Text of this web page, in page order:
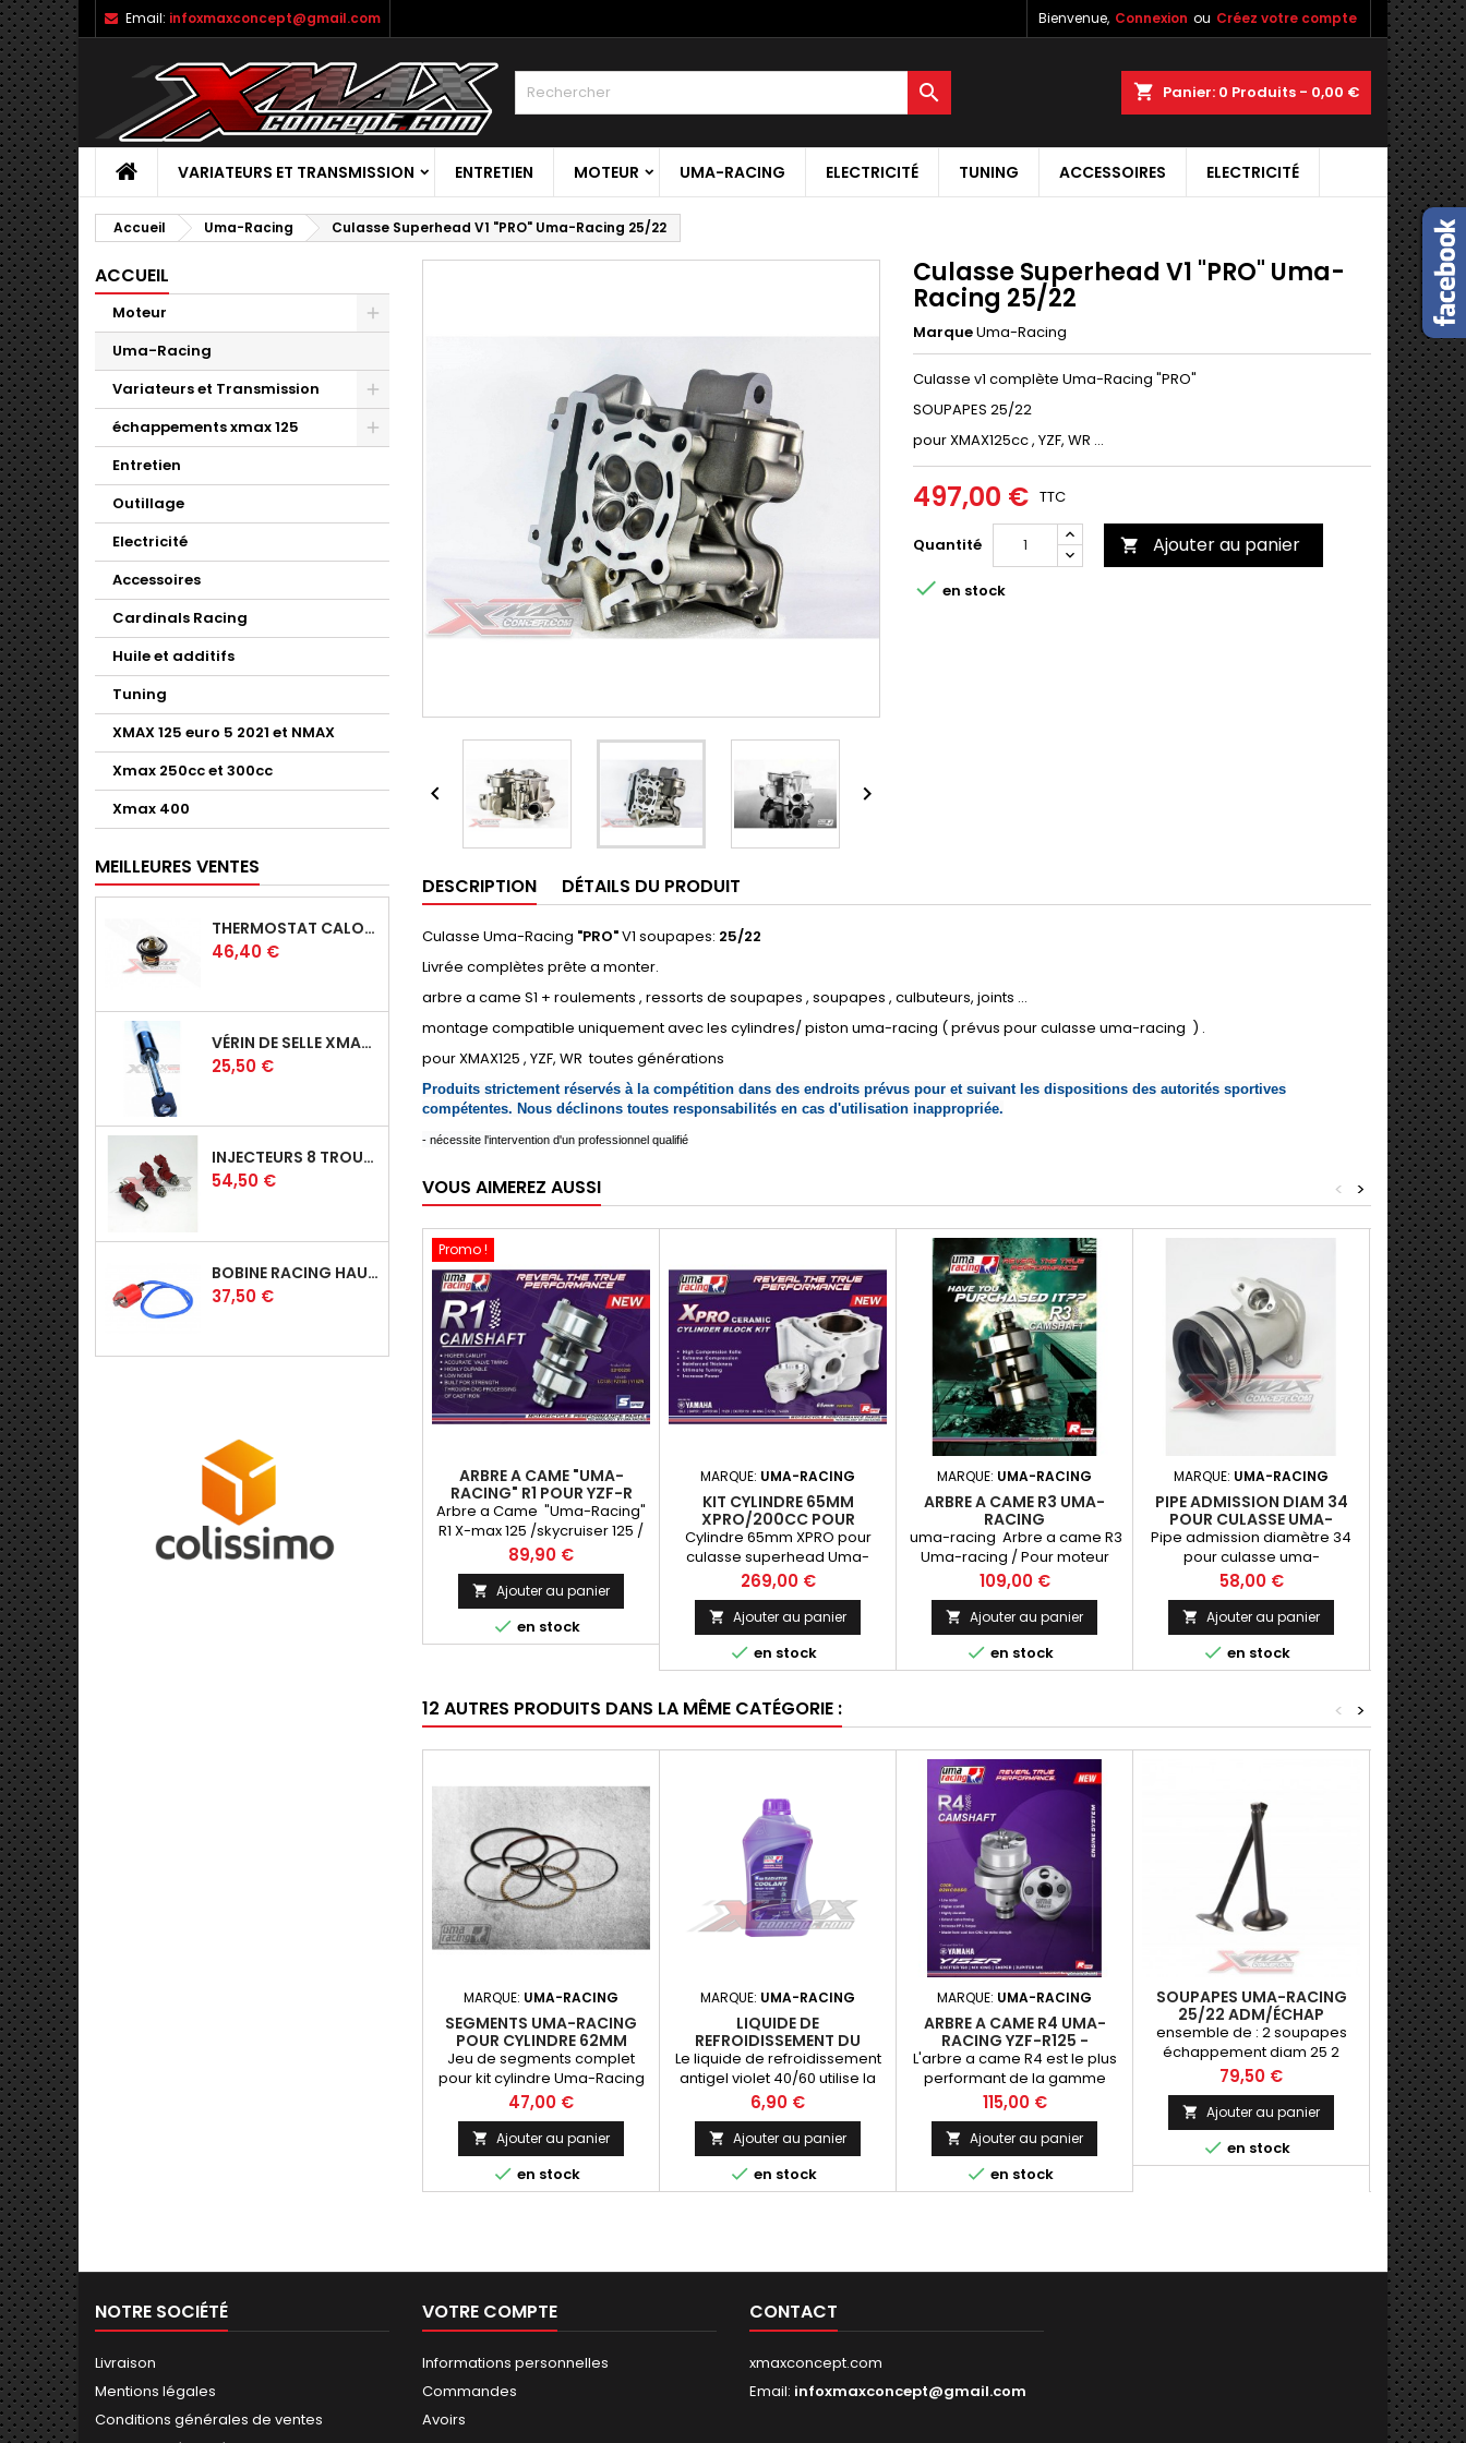
Email: infoxmaxconcept@gmail.com Bienvenue, Connexion ou Créez votre compte
shopping_cart Panier: 0 Produits - 0,00 €

VARIATEURS ET TRANSMISSION ENTRETIEN MOTEUR UMA-RACING ELECTRICITÉ TUNING ACCESSOIRES ELECTRICITÉ
Accueil Uma-Racing Culasse Superhead V1 "PRO" Uma-Racing 25/22
ACCUEIL
Moteur
Uma-Racing
Variateurs et Transmission
échappements xmax 125
Entretien
Outillage
Electricité
Accessoires
Cardinals Racing
Huile et additifs
Tuning
XMAX 125 euro 5 2021 et NMAX
Xmax 250cc et 300cc
Xmax 400
MEILLEURES VENTES
THERMOSTAT CALORSTAT ORIGINE YAMAHA X-MAX - SKYLINE 125-YZFR125
Prix
46,40 €
VÉRIN DE SELLE XMAX 125/250 06-09
Prix
25,50 €
INJECTEURS 8 TROUS POUR CYLINDRE 150CC - V1/V2/V3
Prix
54,50 €
BOBINE RACING HAUTE TENSION UMA-RACING
Prix
37,50 €
 
Culasse Superhead V1 "PRO" Uma-
Racing 25/22
MarqueUma-Racing
Culasse v1 complète Uma-Racing "PRO"
SOUPAPES 25/22
pour XMAX125cc , YZF, WR ...
497,00 € TTC
Quantité  Ajouter au panier
 en stock
DESCRIPTION DÉTAILS DU PRODUIT
Culasse Uma-Racing "PRO"V1 soupapes: 25/22
Livrée complètes prête a monter.
arbre a came S1 + roulements , ressorts de soupapes , soupapes , culbuteurs, joints ...
montage compatible uniquement avec les cylindres/ piston uma-racing ( prévus pour culasse uma-racing ) .
pour XMAX125 , YZF, WR toutes générations
Produits strictement réservés à la compétition dans des endroits prévus pour et suivant les dispositions des autorités sportives
compétentes. Nous déclinons toutes responsabilités en cas d'utilisation inappropriée.
- nécessite l'intervention d'un professionnel qualifié
VOUS AIMEREZ AUSSI >
<
Promo !
ARBRE A CAME "UMA-
RACING" R1 POUR YZF-R
125/X-MAX 06-20
Arbre a Came "Uma-Racing"
R1 X-max 125 /skycruiser 125 /
X-city 125 / YZF 125/ WR 125
jusqu'à 2020 -offre un
véritable gain de puissance,
couple, accélération et
meilleurs régimes moteur à
votre maxi-scooter, moto
Prix
89,90 €
 Ajouter au panier
 en stock
MARQUE: UMA-RACING
KIT CYLINDRE 65MM
XPRO/200CC POUR
CULASSE SUPERHEAD UMA-
RACING
Cylindre 65mm XPRO pour
culasse superhead Uma-
Racing uniquement .
Prix
269,00 €
 Ajouter au panier
 en stock
MARQUE: UMA-RACING
ARBRE A CAME R3 UMA-
RACING
uma-racing Arbre a came R3
Uma-racing / Pour moteur
125cc Minarelli 4 T : YZF ,
XMAX...
Prix
109,00 €
 Ajouter au panier
 en stock
MARQUE: UMA-RACING
PIPE ADMISSION DIAM 34
POUR CULASSE UMA-
RACING
Pipe admission diamètre 34
pour culasse uma-
racing 02I00250
Prix
58,00 €
 Ajouter au panier
 en stock
MARQUE:
POMPE A
FLOW -
Ensemble
eau gros
un
d'origine


12 AUTRES PRODUITS DANS LA MÊME CATÉGORIE : >
<
MARQUE: UMA-RACING
SEGMENTS UMA-RACING
POUR CYLINDRE 62MM
Jeu de segments complet
pour kit cylindre Uma-Racing
62mm (178cc)
Prix
47,00 €
 Ajouter au panier
 en stock
MARQUE: UMA-RACING
LIQUIDE DE
REFROIDISSEMENT DU
RADIATEUR UNIVERSEL UMA-
RACING
Le liquide de refroidissement
antigel violet 40/60 utilise la
technologie OAT et le MEG
comme base, sans
phosphate ni silicate. -1 litre -
Poids 1.1kg
Prix
6,90 €
 Ajouter au panier
 en stock
MARQUE: UMA-RACING
ARBRE A CAME R4 UMA-
RACING YZF-R125 -
XMAX125
L'arbre a came R4 est le plus
performant de la gamme
uma-racing Pour tous les
moteurs minarelli 125cc 4T
Prix
115,00 €
 Ajouter au panier
 en stock
SOUPAPES UMA-RACING
25/22 ADM/ÉCHAP
ensemble de : 2 soupapes
échappement diam 25 2
soupapes admission diam 22
Prix
79,50 €
 Ajouter au panier
 en stock
PISTON
65MM
Piston
uma-
65mm


NOTRE SOCIÉTÉ
Livraison
Mentions légales
Conditions générales de ventes
VOTRE COMPTE
Informations personnelles
Commandes
Avoirs
CONTACT
xmaxconcept.com
Email: infoxmaxconcept@gmail.com